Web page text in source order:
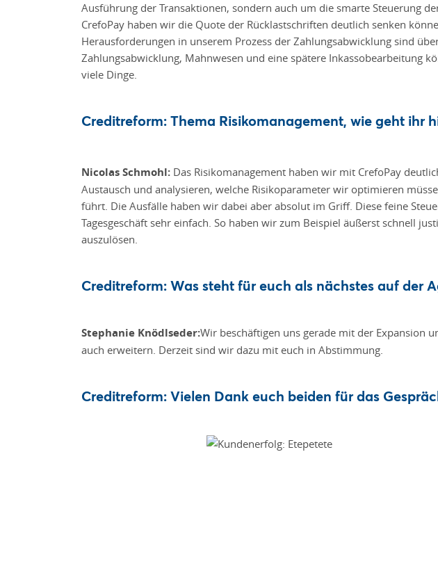
Ausführung der Transaktionen, sondern auch um die smarte Steuerung
CrefoPay haben wir die Quote der Rücklastschriften deutlich senken
Herausforderungen in unserem Prozess der Zahlungsabwicklung sind
Zahlungsabwicklung, Mahnwesen und eine spätere Inkassobearbeitung
viele Dinge.
Creditreform: Thema Risikomanagement, wie geht ihr
Nicolas Schmohl: Das Risikomanagement haben wir mit CrefoPay
Austausch und analysieren, welche Risikoparameter wir optimieren
führt. Die Ausfälle haben wir dabei aber absolut im Griff. Diese feine
Tagesgeschäft sehr einfach. So haben wir zum Beispiel äußerst schnell
auszulösen.
Creditreform: Was steht für euch als nächstes auf der
Stephanie Knödlseder:Wir beschäftigen uns gerade mit der Expansion
auch erweitern. Derzeit sind wir dazu mit euch in Abstimmung.
Creditreform: Vielen Dank euch beiden für das